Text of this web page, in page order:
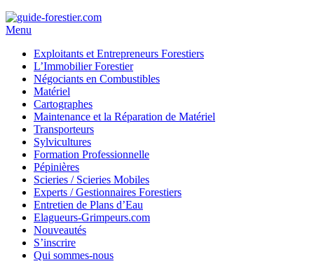
Menu
Exploitants et Entrepreneurs Forestiers
L’Immobilier Forestier
Négociants en Combustibles
Matériel
Cartographes
Maintenance et la Réparation de Matériel
Transporteurs
Sylvicultures
Formation Professionnelle
Pépinières
Scieries / Scieries Mobiles
Experts / Gestionnaires Forestiers
Entretien de Plans d’Eau
Elagueurs-Grimpeurs.com
Nouveautés
S’inscrire
Qui sommes-nous